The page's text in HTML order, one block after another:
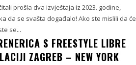
prošla dva izvještaja iz 2023. godine,
da se svašta događalo! Ako ste mislili da će
se...
S FREESTYLE LIBRE
ZAGREB – NEW YORK